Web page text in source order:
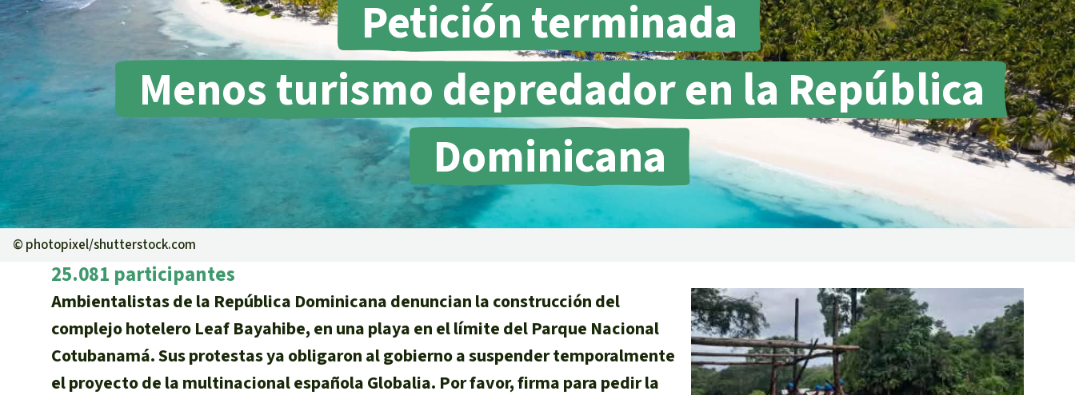
Metales
Minería
Agrotoxicos
Aceite de palma
REDD
Indígena
Landgrabbing
Granjas Industriales
Para niñas y niños
Defensoras y Defensores
incendios forestales
Donación
© photopixel/shutterstock.com
Petición terminada
Menos turismo depredador en la República
Dominicana
25.081 participantes
Ambientalistas de la República Dominicana denuncian la construcción del
complejo hotelero Leaf Bayahibe, en una playa en el límite del Parque Nacional
Cotubanamá. Sus protestas ya obligaron al gobierno a suspender temporalmente
el proyecto de la multinacional española Globalia. Por favor, firma para pedir la